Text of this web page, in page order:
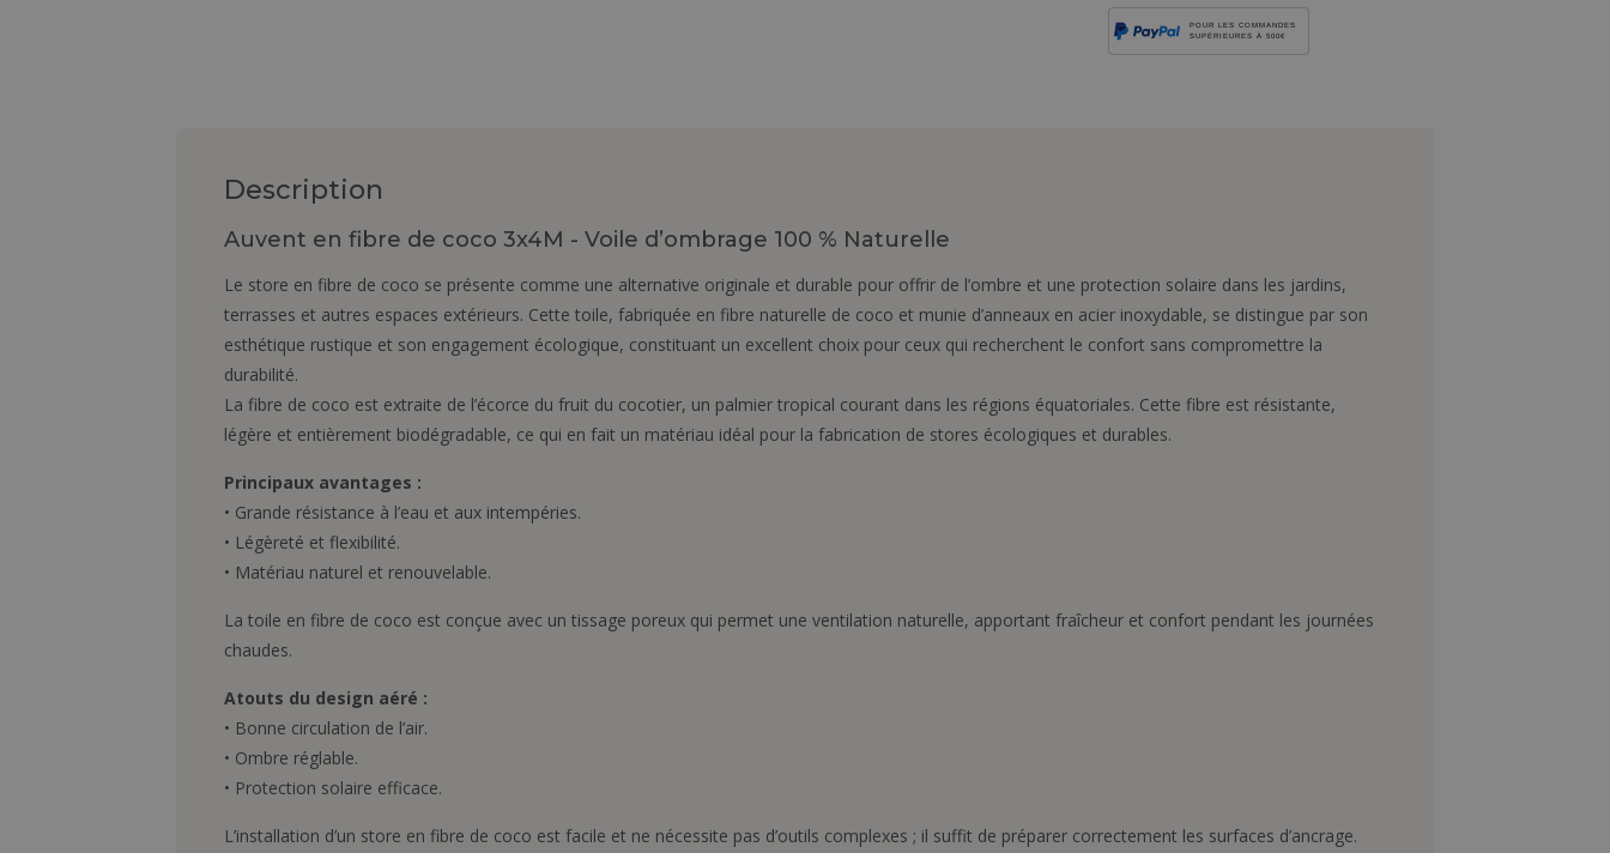
POUR LES COMMANDES
SUPÉRIEURES À 500€
Description
Auvent en fibre de coco 3x4M - Voile d’ombrage 100 % Naturelle
Le store en fibre de coco se présente comme une alternative originale et durable pour offrir de l’ombre et une protection solaire dans les jardins,
terrasses et autres espaces extérieurs. Cette toile, fabriquée en fibre naturelle de coco et munie d’anneaux en acier inoxydable, se distingue par son
esthétique rustique et son engagement écologique, constituant un excellent choix pour ceux qui recherchent le confort sans compromettre la
durabilité.
La fibre de coco est extraite de l’écorce du fruit du cocotier, un palmier tropical courant dans les régions équatoriales. Cette fibre est résistante,
légère et entièrement biodégradable, ce qui en fait un matériau idéal pour la fabrication de stores écologiques et durables.
Principaux avantages :
• Grande résistance à l’eau et aux intempéries.
• Légèreté et flexibilité.
• Matériau naturel et renouvelable.
La toile en fibre de coco est conçue avec un tissage poreux qui permet une ventilation naturelle, apportant fraîcheur et confort pendant les journées
chaudes.
Atouts du design aéré :
• Bonne circulation de l’air.
• Ombre réglable.
• Protection solaire efficace.
L’installation d’un store en fibre de coco est facile et ne nécessite pas d’outils complexes ; il suffit de préparer correctement les surfaces d’ancrage.